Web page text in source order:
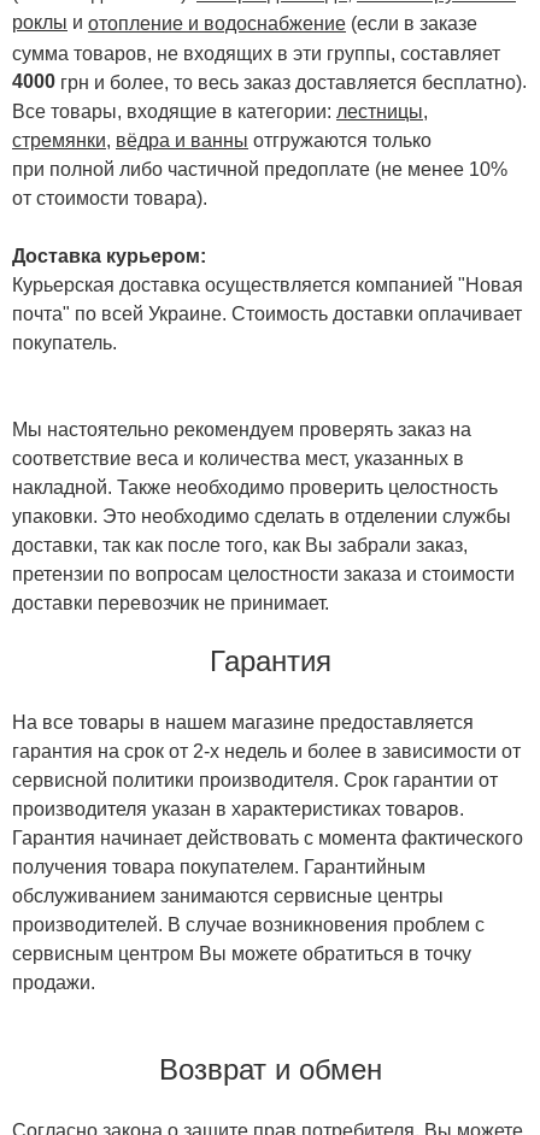
роклы и отопление и водоснабжение (если в заказе
сумма товаров, не входящих в эти группы, составляет
4000 грн и более, то весь заказ доставляется бесплатно).
Все товары, входящие в категории: лестницы,
стремянки, вёдра и ванны отгружаются только
при полной либо частичной предоплате (не менее 10%
от стоимости товара).
Доставка курьером:
Курьерская доставка осуществляется компанией "Новая
почта" по всей Украине. Стоимость доставки оплачивает
покупатель.
Мы настоятельно рекомендуем проверять заказ на
соответствие веса и количества мест, указанных в
накладной. Также необходимо проверить целостность
упаковки. Это необходимо сделать в отделении службы
доставки, так как после того, как Вы забрали заказ,
претензии по вопросам целостности заказа и стоимости
доставки перевозчик не принимает.
Гарантия
На все товары в нашем магазине предоставляется
гарантия на срок от 2-х недель и более в зависимости от
сервисной политики производителя. Срок гарантии от
производителя указан в характеристиках товаров.
Гарантия начинает действовать с момента фактического
получения товара покупателем. Гарантийным
обслуживанием занимаются сервисные центры
производителей. В случае возникновения проблем с
сервисным центром Вы можете обратиться в точку
продажи.
Возврат и обмен